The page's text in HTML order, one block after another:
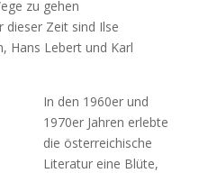
zu gehen
dieser Zeit sind Ilse
Hans Lebert und Karl
In den 1960er und
1970er Jahren erlebte
die österreichische
Literatur eine Blüte,